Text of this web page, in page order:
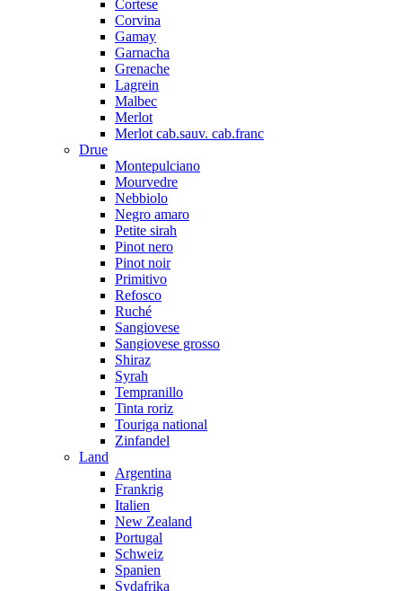
Cortese
Corvina
Gamay
Garnacha
Grenache
Lagrein
Malbec
Merlot
Merlot cab.sauv. cab.franc
Drue
Montepulciano
Mourvedre
Nebbiolo
Negro amaro
Petite sirah
Pinot nero
Pinot noir
Primitivo
Refosco
Ruché
Sangiovese
Sangiovese grosso
Shiraz
Syrah
Tempranillo
Tinta roriz
Touriga national
Zinfandel
Land
Argentina
Frankrig
Italien
New Zealand
Portugal
Schweiz
Spanien
Sydafrika